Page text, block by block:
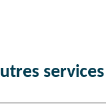
services